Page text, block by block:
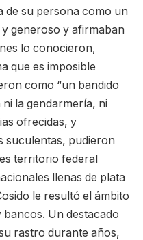
de su persona como un
generoso y afirmaban
lo conocieron,
que es imposible
como “un bandido
la gendarmería, ni
ofrecidas, y
suculentas, pudieron
territorio federal
llenas de plata
le resultó el ámbito
Un destacado
rastro durante años,